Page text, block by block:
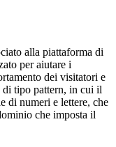
alla piattaforma di
per aiutare i
dei visitatori e
di tipo pattern, in cui il
di numeri e lettere, che
che imposta il